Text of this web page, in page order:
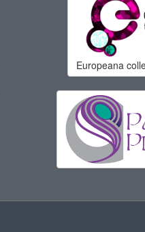
Europeana